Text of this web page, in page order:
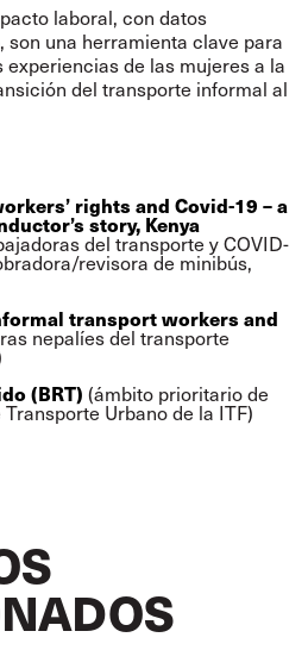
laboral, con datos
son una herramienta clave para
de las mujeres a la
del transporte informal al
rights and Covid-19 – a
story, Kenya
del transporte y COVID-
revisora de minibús,
transport workers and
nepalíes del transporte
(BRT) (ámbito prioritario de
Urbano de la ITF)